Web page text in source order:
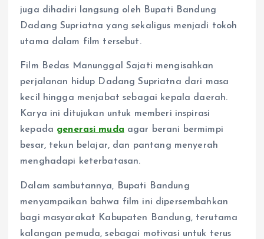
juga dihadiri langsung oleh Bupati Bandung
Dadang Supriatna yang sekaligus menjadi tokoh
utama dalam film tersebut.
Film Bedas Manunggal Sajati mengisahkan
perjalanan hidup Dadang Supriatna dari masa
kecil hingga menjabat sebagai kepala daerah.
Karya ini ditujukan untuk memberi inspirasi
kepada generasi muda agar berani bermimpi
besar, tekun belajar, dan pantang menyerah
menghadapi keterbatasan.
Dalam sambutannya, Bupati Bandung
menyampaikan bahwa film ini dipersembahkan
bagi masyarakat Kabupaten Bandung, terutama
kalangan pemuda, sebagai motivasi untuk terus